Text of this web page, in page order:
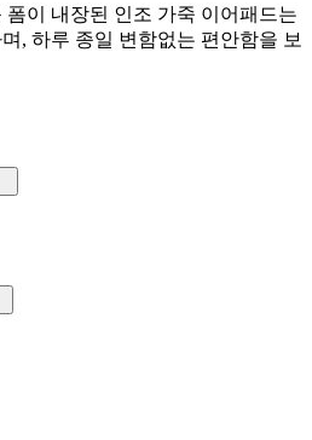
이 내장된 인조 가죽 이어패드는
, 하루 종일 변함없는 편안함을 보